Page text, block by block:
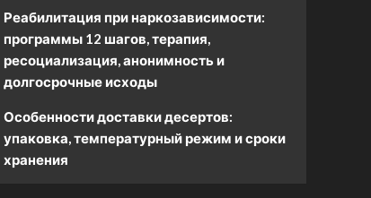
Реабилитация при наркозависимости:
программы 12 шагов, терапия,
ресоциализация, анонимность и
долгосрочные исходы
Особенности доставки десертов:
упаковка, температурный режим и сроки
хранения